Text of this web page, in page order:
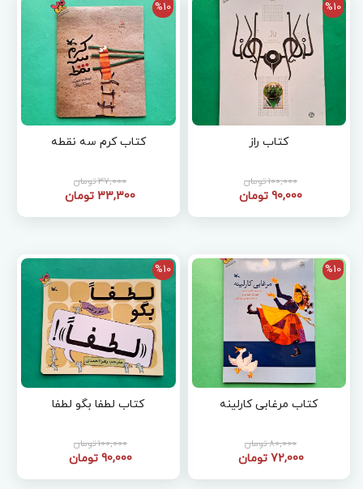
%10
کتاب راز
100,000 تومان
90,000 تومان
%10
کتاب کرم سه نقطه
37,000 تومان
33,300 تومان
%10
کتاب مرغابی کارلینه
80,000 تومان
72,000 تومان
%10
کتاب لطفا بگو لطفا
100,000 تومان
90,000 تومان